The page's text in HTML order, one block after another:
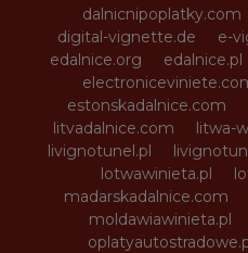
dalnicnipoplatky.com
digital-vignette.de
e-
edalnice.org
edalnice.pl
estonskadalnice.com
litvadalnice.com
litwa-
livignotunel.pl
lotwawinieta.pl
madarskadalnice.com
moldawiawinieta.pl